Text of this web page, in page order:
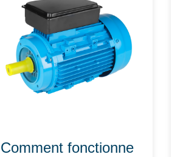
Comment fonctionne